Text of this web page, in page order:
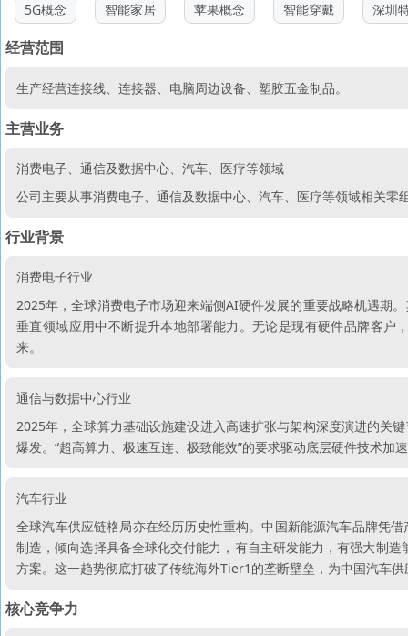
5G概念 智能家居 苹果概念 智能穿戴 深圳
经营范围
生产经营连接线、连接器、电脑周边设备、塑胶五金制品。
主营业务
消费电子、通信及数据中心、汽车、医疗等领域
公司主要从事消费电子、通信及数据中心、汽车、医疗等领域相关零
行业背景
消费电子行业
2025年，全球消费电子市场迎来端侧AI硬件发展的重要战略机遇期
垂直领域应用中不断提升本地部署能力。无论是现有硬件品牌客
来。
通信与数据中心行业
2025年，全球算力基础设施建设进入高速扩张与架构深度演进的关
爆发。“超高算力、极速互连、极致能效”的要求驱动底层硬件技术加
汽车行业
全球汽车供应链格局亦在经历历史性重构。中国新能源汽车品牌凭
制造，倾向选择具备全球化交付能力，有自主研发能力，有强大制
方案。这一趋势彻底打破了传统海外Tier1的垄断壁垒，为中国汽车
核心竞争力